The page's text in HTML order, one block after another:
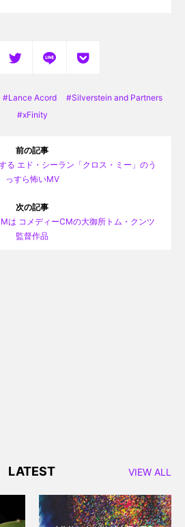
Lance Acord
Silverstein and Partners
xFinity
前の記事
る エド・シーラン「クロス・ミー」のう
っすら怖いMV
次の記事
は コメディーCMの大御所トム・クンツ
監督作品
LATEST VIEW ALL